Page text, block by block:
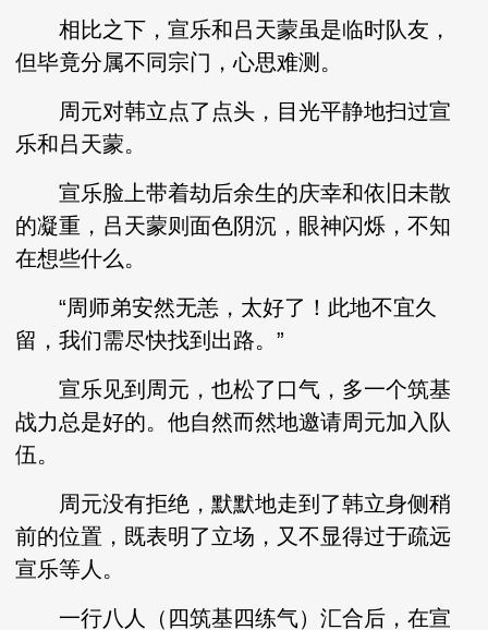
相比之下，宣乐和吕天蒙虽是临时队友，
但毕竟分属不同宗门，心思难测。
周元对韩立点了点头，目光平静地扫过宣
乐和吕天蒙。
宣乐脸上带着劫后余生的庆幸和依旧未散
的凝重，吕天蒙则面色阴沉，眼神闪烁，不知
在想些什么。
“周师弟安然无恙，太好了！此地不宜久
留，我们需尽快找到出路。”
宣乐见到周元，也松了口气，多一个筑基
战力总是好的。他自然而然地邀请周元加入队
伍。
周元没有拒绝，默默地走到了韩立身侧稍
前的位置，既表明了立场，又不显得过于疏远
宣乐等人。
一行八人（四筑基四练气）汇合后，在宣